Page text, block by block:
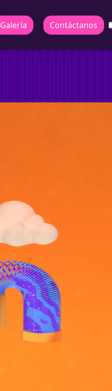
Galería Contáctanos